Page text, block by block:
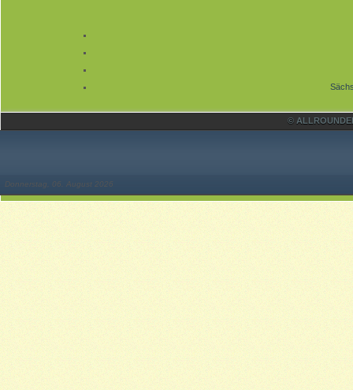
©
Donnerstag, 06. August 2026